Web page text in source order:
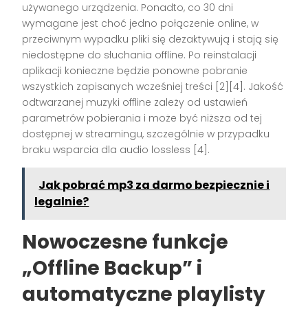
używanego urządzenia. Ponadto, co 30 dni
wymagane jest choć jedno połączenie online, w
przeciwnym wypadku pliki się dezaktywują i stają się
niedostępne do słuchania offline. Po reinstalacji
aplikacji konieczne będzie ponowne pobranie
wszystkich zapisanych wcześniej treści [2][4]. Jakość
odtwarzanej muzyki offline zależy od ustawień
parametrów pobierania i może być niższa od tej
dostępnej w streamingu, szczególnie w przypadku
braku wsparcia dla audio lossless [4].
Jak pobrać mp3 za darmo bezpiecznie i
legalnie?
Nowoczesne funkcje
„Offline Backup” i
automatyczne playlisty